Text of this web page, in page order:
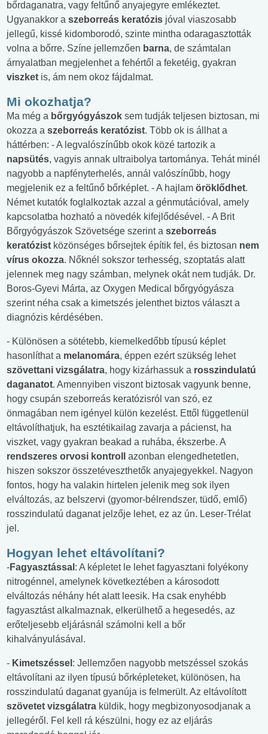
bőrdaganatra, vagy feltűnő anyajegyre emlékeztet.
Ugyanakkor a szeborreás keratózis jóval viaszosabb
jellegű, kissé kidomborodó, szinte mintha odaragasztották
volna a bőrre. Színe jellemzően barna, de számtalan
árnyalatban megjelenhet a fehértől a feketéig, gyakran
viszket is, ám nem okoz fájdalmat.
Mi okozhatja?
Ma még a bőrgyógyászok sem tudják teljesen biztosan, mi
okozza a szeborreás keratózist. Több ok is állhat a
háttérben: - A legvalószínűbb okok közé tartozik a
napsütés, vagyis annak ultraibolya tartománya. Tehát minél
nagyobb a napfényterhelés, annál valószínűbb, hogy
megjelenik ez a feltűnő bőrképlet. - A hajlam öröklődhet.
Német kutatók foglalkoztak azzal a génmutációval, amely
kapcsolatba hozható a növedék kifejlődésével. - A Brit
Bőrgyógyászok Szövetsége szerint a szeborreás
keratózist közönséges bőrsejtek építik fel, és biztosan nem
vírus okozza. Nőknél sokszor terhesség, szoptatás alatt
jelennek meg nagy számban, melynek okát nem tudják. Dr.
Boros-Gyevi Márta, az Oxygen Medical bőrgyógyásza
szerint néha csak a kimetszés jelenthet biztos választ a
diagnózis kérdésében.
- Különösen a sötétebb, kiemelkedőbb típusú képlet
hasonlíthat a melanomára, éppen ezért szükség lehet
szövettani vizsgálatra, hogy kizárhassuk a rosszindulatú
daganatot. Amennyiben viszont biztosak vagyunk benne,
hogy csupán szeborreás keratózisról van szó, ez
önmagában nem igényel külön kezelést. Ettől függetlenül
eltávolíthatjuk, ha esztétikailag zavarja a pácienst, ha
viszket, vagy gyakran beakad a ruhába, ékszerbe. A
rendszeres orvosi kontroll azonban elengedhetetlen,
hiszen sokszor összetéveszthetők anyajegyekkel. Nagyon
fontos, hogy ha valakin hirtelen jelenik meg sok ilyen
elváltozás, az belszervi (gyomor-bélrendszer, tüdő, emlő)
rosszindulatú daganat jelzője lehet, ez az ún. Leser-Trélat
jel.
Hogyan lehet eltávolítani?
-Fagyasztással : A képletet le lehet fagyasztani folyékony
nitrogénnel, amelynek következtében a károsodott
elváltozás néhány hét alatt leesik. Ha csak enyhébb
fagyasztást alkalmaznak, elkerülhető a hegesedés, az
erőteljesebb eljárásnál számolni kell a bőr
kihalványulásával.
- Kimetszéssel : Jellemzően nagyobb metszéssel szokás
eltávolítani az ilyen típusú bőrképleteket, különösen, ha
rosszindulatú daganat gyanúja is felmerült. Az eltávolított
szövetet vizsgálatra küldik, hogy megbizonyosodjanak a
jellegéről. Fel kell rá készülni, hogy ez az eljárás